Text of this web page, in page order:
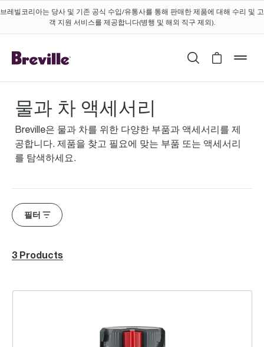
브레빌코리아는 당사 및 기존 공식 수입/유통사를 통해 판매한 제품에 대해 수리 및 고
객 지원 서비스를 제공합니다(병행 및 해외 직구 제외).
검색Cart is
물과 차 액세서리
Breville은 물과 차를 위한 다양한 부품과 액세서리를 제
공합니다. 제품을 찾고 필요에 맞는 부품 또는 액세서리
를 탐색하세요.
필터
3 Products
the FusionCap™